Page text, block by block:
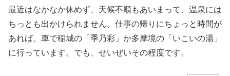
最近はなかなか休めず、天候不順もあいまって、温泉には
ちっとも出かけられません。仕事の帰りにちょっと時間が
あれば、車で稲城の「季乃彩」か多摩境の「いこいの湯」
に行っています。でも、せいぜいその程度です。